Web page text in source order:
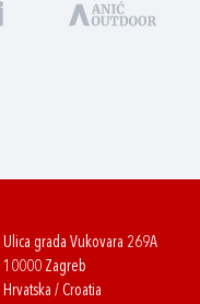
Ulica grada Vukovara 269A
10000 Zagreb
Hrvatska / Croatia